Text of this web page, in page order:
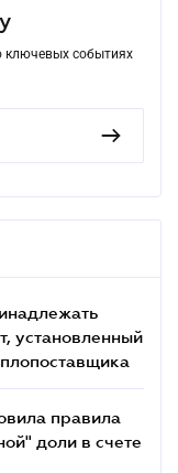
ключевых событиях
установленный
правила
доли в счете